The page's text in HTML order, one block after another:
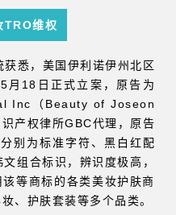
TRO维权
获悉，美国伊利诺伊州北区
5 月 18 日正式立案，原告为
Inc （Beauty of Joseon
产权律所GBC代理，原告
别为标准字符、黑白红配
文组合标识，辨识度极高，
等商标的各类美妆护肤商
、护肤套装等多个品类。